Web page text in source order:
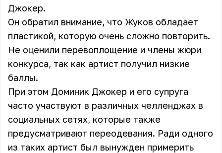
Джокер.
Он обратил внимание, что Жуков обладает
пластикой, которую очень сложно повторить.
Не оценили перевоплощение и члены жюри
конкурса, так как артист получил низкие
баллы.
При этом Доминик Джокер и его супруга
часто участвуют в различных челленджах в
социальных сетях, которые также
предусматривают переодевания. Ради одного
из таких артист был вынужден примерить